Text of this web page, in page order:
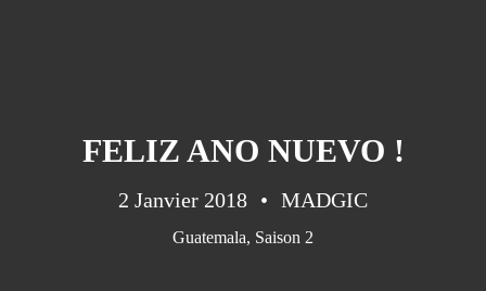
FELIZ ANO NUEVO !
2 Janvier 2018 MADGIC
Guatemala, Saison 2